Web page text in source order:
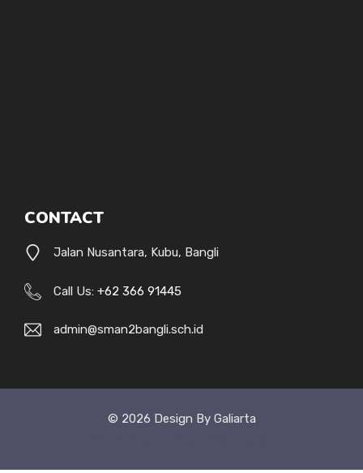
CONTACT
Jalan Nusantara, Kubu, Bangli
Call Us: +62 366 91445
admin@sman2bangli.sch.id
© 2026 Design By Galiarta